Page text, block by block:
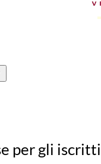
per gli iscritti